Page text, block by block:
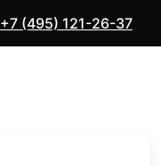
+7 (495) 121-26-37